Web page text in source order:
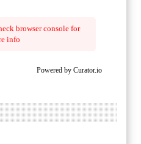
browser console for
info
Powered by Curator.io